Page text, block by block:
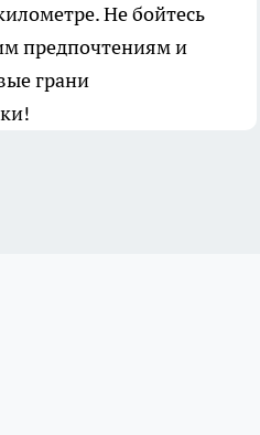
Не бойтесь
предпочтениям и
грани